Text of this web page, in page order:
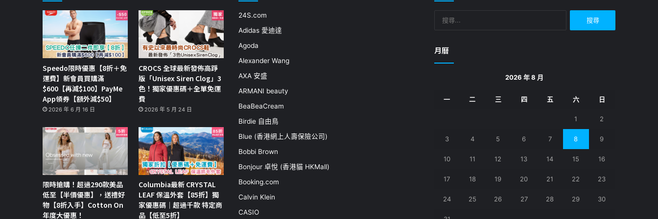
Speedo限時優惠【8折＋免
運費】新會員買購滿
$600【再減$100】PayMe
App領券【額外減$50】
2026 年 6 月 16 日
CROCS 全球最新發佈高踭
版「Unisex Siren Clog」3
色！獨家優惠碼＋全單免運
費
2026 年 5 月 24 日
限時搶購！超過290款美品
低至【半價優惠】，送禮好
物【8折入手】Cotton On
年度大優惠！
Columbia最新 CRYSTAL
LEAF 保溫外套【85折】獨
家優惠碼｜超過千款 特定商
品【低至5折】
24S.com
Adidas 愛迪達
Agoda
Alexander Wang
AXA 安盛
ARMANI beauty
BeaBeaCream
Birdie 自由鳥
Blue (香港網上人壽保險公司)
Bobbi Brown
Bonjour 卓悅 (香港貓 HKMall)
Booking.com
Calvin Klein
CASIO
月曆
2026 年 8 月
一 二 三 四 五 六 日
1 2
3 4 5 6 7 8 9
10 11 12 13 14 15 16
17 18 19 20 21 22 23
24 25 26 27 28 29 30